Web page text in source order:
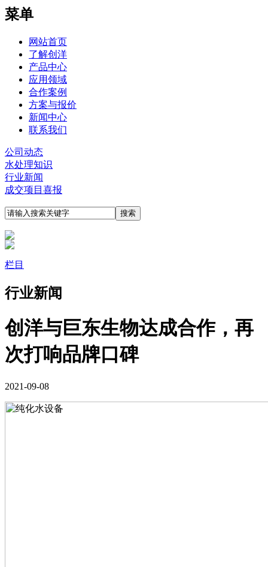
菜单
网站首页
了解创洋
产品中心
应用领域
合作案例
方案与报价
新闻中心
联系我们
公司动态
水处理知识
行业新闻
成交项目喜报
栏目
行业新闻
创洋与巨东生物达成合作，再
次打响品牌口碑
2021-09-08